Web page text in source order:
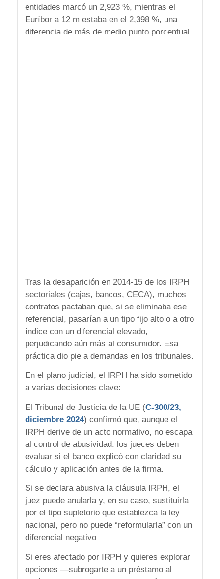
entidades marcó un 2,923 %, mientras el
Euríbor a 12 m estaba en el 2,398 %, una
diferencia de más de medio punto porcentual.
Tras la desaparición en 2014-15 de los IRPH
sectoriales (cajas, bancos, CECA), muchos
contratos pactaban que, si se eliminaba ese
referencial, pasarían a un tipo fijo alto o a otro
índice con un diferencial elevado,
perjudicando aún más al consumidor. Esa
práctica dio pie a demandas en los tribunales.
En el plano judicial, el IRPH ha sido sometido
a varias decisiones clave:
El Tribunal de Justicia de la UE (C-300/23,
diciembre 2024) confirmó que, aunque el
IRPH derive de un acto normativo, no escapa
al control de abusividad: los jueces deben
evaluar si el banco explicó con claridad su
cálculo y aplicación antes de la firma.
Si se declara abusiva la cláusula IRPH, el
juez puede anularla y, en su caso, sustituirla
por el tipo supletorio que establezca la ley
nacional, pero no puede “reformularla” con un
diferencial negativo
Si eres afectado por IRPH y quieres explorar
opciones —subrogarte a un préstamo al